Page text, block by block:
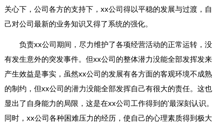
关心下，公司各方的支持下，xx公司得以平稳的发展与过渡，自
己对公司最新的业务知识又得了系统的强化。
负责xx公司期间，尽力维护了各项经营活动的正常运转，没
有发生意外的突发事件。但xx公司的整体潜力没能全部发挥发来
产生效益是事实，虽然xx公司的发展有各方面的客观环境不成熟
的制约，但xx公司的潜力没能全部发挥自己有很大的责任。这也
显出了自身能力的局限，这是在xx公司工作得到的'最深刻认识。
同时，xx公司各种困难压力的经历，使自己的心理素质得到极大